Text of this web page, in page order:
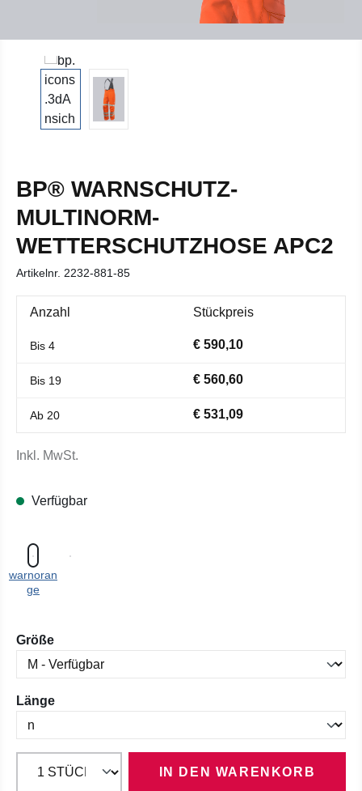
BP® WARNSCHUTZ-
MULTINORM-
WETTERSCHUTZHOSE APC2
Artikelnr. 2232-881-85
Anzahl Stückpreis
Bis 4 € 590,10
Bis 19 € 560,60
Ab 20 € 531,09
Inkl. MwSt.
Verfügbar
warnoran
ge
Größeauswählen
Längeauswählen
IN DEN WARENKORB